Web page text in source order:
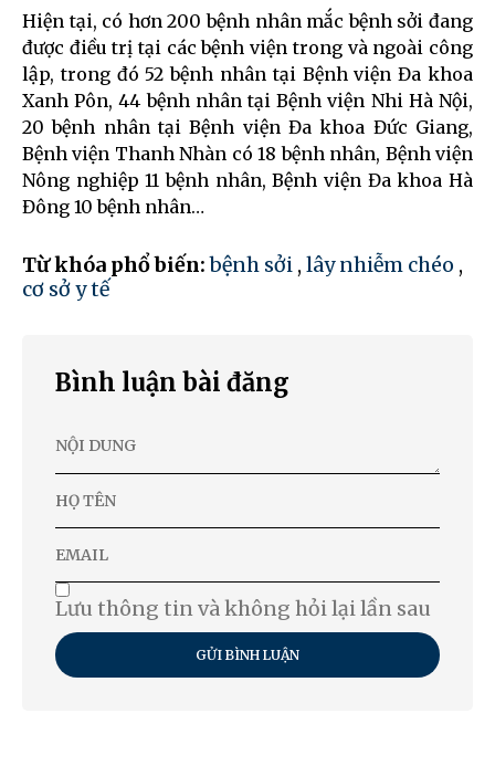
Hiện tại, có hơn 200 bệnh nhân mắc bệnh sởi đang
được điều trị tại các bệnh viện trong và ngoài công
lập, trong đó 52 bệnh nhân tại Bệnh viện Đa khoa
Xanh Pôn, 44 bệnh nhân tại Bệnh viện Nhi Hà Nội,
20 bệnh nhân tại Bệnh viện Đa khoa Đức Giang,
Bệnh viện Thanh Nhàn có 18 bệnh nhân, Bệnh viện
Nông nghiệp 11 bệnh nhân, Bệnh viện Đa khoa Hà
Đông 10 bệnh nhân…
Từ khóa phổ biến:bệnh sởi , lây nhiễm chéo ,
cơ sở y tế
Bình luận bài đăng
Lưu thông tin và không hỏi lại lần sau
GỬI BÌNH LUẬN